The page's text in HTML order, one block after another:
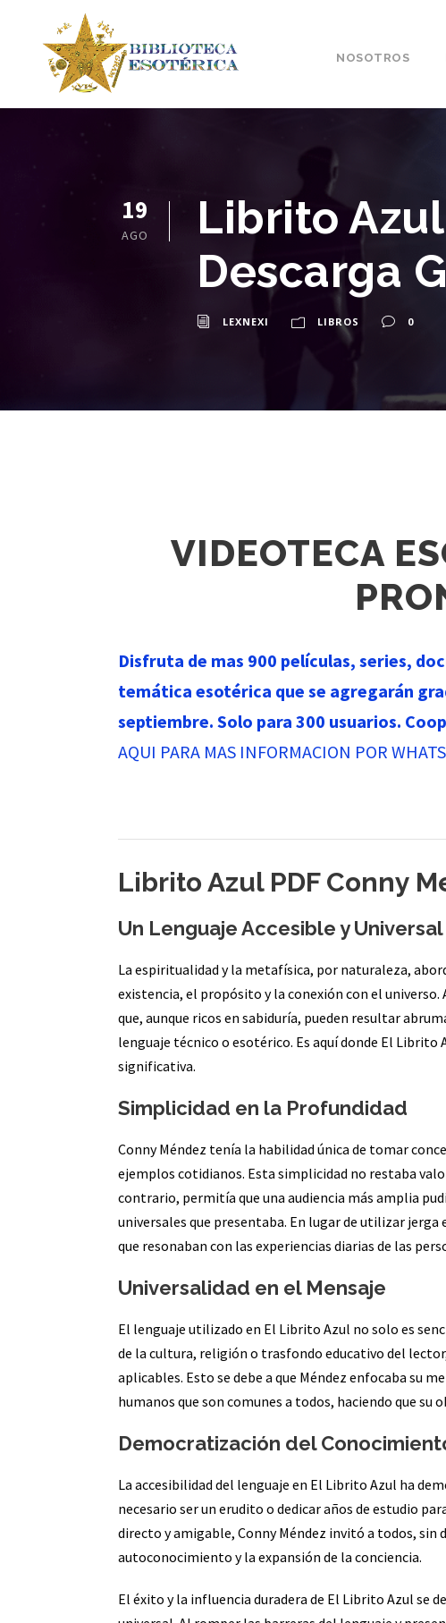
NOSOTROS
19
AGO
Librito
Descarga
LEXNEXI LIBROS 0
VIDEOTECA
Disfruta de mas 900 películas, series,
temática esotérica que se agregarán
septiembre. Solo para 300 usuarios.
AQUI PARA MAS INFORMACION POR
Librito Azul PDF Conny
Un Lenguaje Accesible y
La espiritualidad y la metafísica, por naturaleza,
existencia, el propósito y la conexión con el
que, aunque ricos en sabiduría, pueden resultar
lenguaje técnico o esotérico. Es aquí donde El Librito
significativa.
Simplicidad en la Profundidad
Conny Méndez tenía la habilidad única de tomar
ejemplos cotidianos. Esta simplicidad no restaba
contrario, permitía que una audiencia más amplia
universales que presentaba. En lugar de utilizar
que resonaban con las experiencias diarias de las
Universalidad en el Mensaje
El lenguaje utilizado en El Librito Azul no solo es
de la cultura, religión o trasfondo educativo del
aplicables. Esto se debe a que Méndez enfocaba su
humanos que son comunes a todos, haciendo que
Democratización del
La accesibilidad del lenguaje en El Librito Azul ha
necesario ser un erudito o dedicar años de estudio
directo y amigable, Conny Méndez invitó a todos, sin
autoconocimiento y la expansión de la conciencia.
El éxito y la influencia duradera de El Librito Azul se